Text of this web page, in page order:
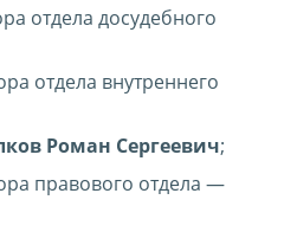
отдела досудебного
отдела внутреннего
Роман Сергеевич;
правового отдела —